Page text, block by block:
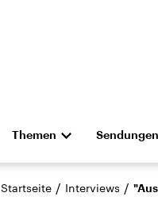
Themen
Die Nachrichten
Hörspiel und Feature
Sendungen
Startseite / Interviews /